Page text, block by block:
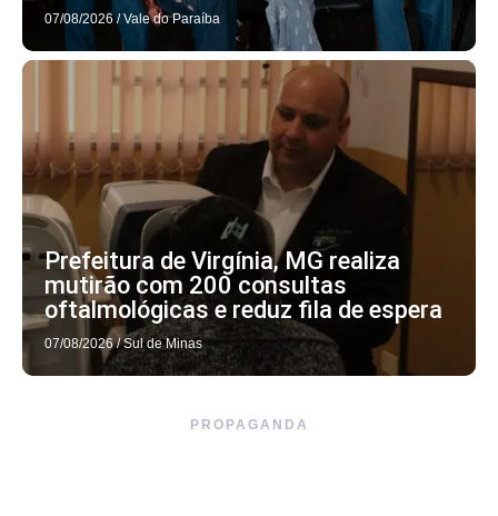
07/08/2026 / Vale do Paraíba
Prefeitura de Virgínia, MG realiza
mutirão com 200 consultas
oftalmológicas e reduz fila de espera
07/08/2026 / Sul de Minas
PROPAGANDA